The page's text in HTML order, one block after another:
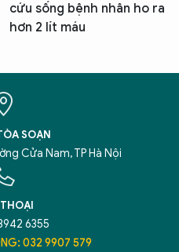
cứu sống bệnh nhân ho ra
hơn 2 lít máu
SOẠN
Cửa Nam, TP Hà Nội
6355
032 9907 579